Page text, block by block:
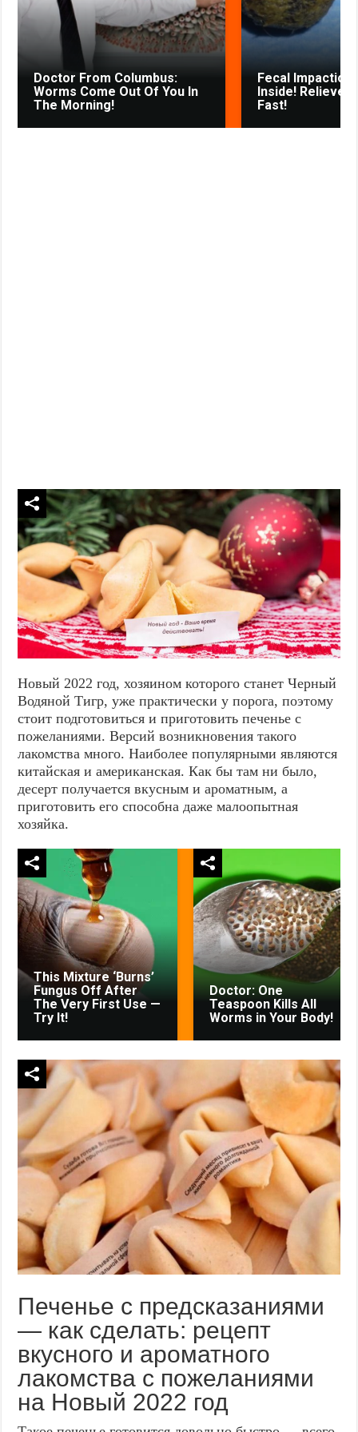
s
n
i
i
t
Doctor From Columbus:
Worms Come Out Of You In
The Morning!
Fecal Impaction
Inside! Relieves
Fast!
Новый 2022 год, хозяином которого станет Черный
Водяной Тигр, уже практически у порога, поэтому
стоит подготовиться и приготовить печенье с
пожеланиями. Версий возникновения такого
лакомства много. Наиболее популярными являются
китайская и американская. Как бы там ни было,
десерт получается вкусным и ароматным, а
приготовить его способна даже малоопытная
хозяйка.
This Mixture ‘Burns’
Fungus Off After
The Very First Use —
Try It!
Doctor: One
Teaspoon Kills All
Worms in Your Body!
Печенье с предсказаниями
— как сделать: рецепт
вкусного и ароматного
лакомства с пожеланиями
на Новый 2022 год